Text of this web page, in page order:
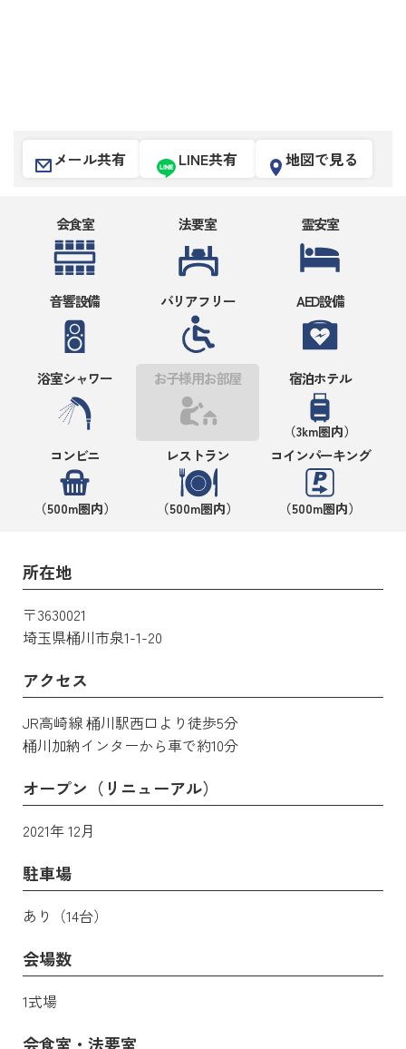
メール共有 LINE共有 地図で見る
会食室 法要室 霊安室
音響設備 バリアフリー AED設備
浴室シャワー お子様用お部屋 宿泊ホテル
（3km圏内）
コンビニ
（500m圏内）
レストラン
（500m圏内）
コインパーキング
（500m圏内）
所在地
〒3630021
埼玉県桶川市泉1-1-20
アクセス
JR高崎線 桶川駅西口より徒歩5分
桶川加納インターから車で約10分
オープン（リニューアル）
2021年 12月
駐車場
あり（14台）
会場数
1式場
会食室・法要室